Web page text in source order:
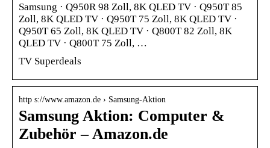
Samsung · Q950R 98 Zoll, 8K QLED TV · Q950T 85
Zoll, 8K QLED TV · Q950T 75 Zoll, 8K QLED TV ·
Q950T 65 Zoll, 8K QLED TV · Q800T 82 Zoll, 8K
QLED TV · Q800T 75 Zoll, …
TV Superdeals
http s://www.amazon.de › Samsung-Aktion
Samsung Aktion: Computer &
Zubehör – Amazon.de